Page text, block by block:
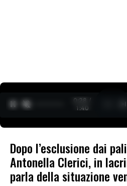
0:28 /
1:40
Dopo l’esclusione dai
Antonella Clerici, in
parla della situazione